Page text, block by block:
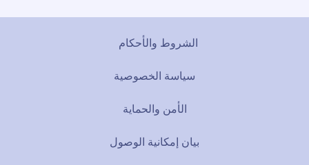
الشروط والأحكام
سياسة الخصوصية
الأمن والحماية
بيان إمكانية الوصول